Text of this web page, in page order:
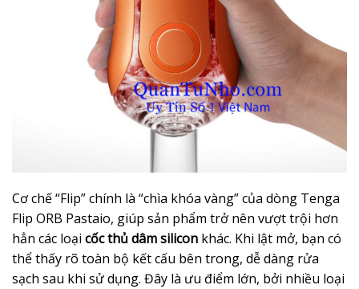
Cơ chế “Flip” chính là “chìa khóa vàng” của dòng Tenga
Flip ORB Pastaio, giúp sản phẩm trở nên vượt trội hơn
hẳn các loại cốc thủ dâm silicon khác. Khi lật mở, bạn có
thể thấy rõ toàn bộ kết cấu bên trong, dễ dàng rửa
sạch sau khi sử dụng. Đây là ưu điểm lớn, bởi nhiều loại